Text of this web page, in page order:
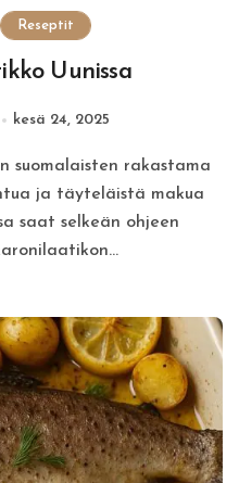
Reseptit
Uunissa
kesä 24, 2025
ja täyteläistä makua
saat selkeän ohjeen